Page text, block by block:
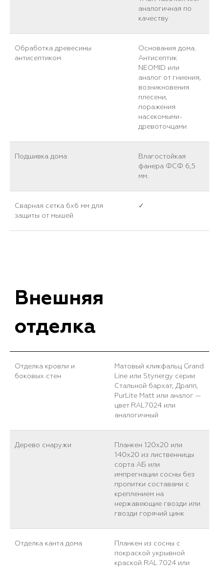
аналогичная по
качеству
Обработка древесины
антисептиком
Основания дома.
Антисептик
NEOMID или
аналог от гниения,
возникновения
плесени,
поражения
насекомыми-
древоточцами
Подшивка дома
Влагостойкая
фанера ФСФ 6,5
мм.
Сварная сетка 6х6 мм для
защиты от мышей
✓
Внешняя
отделка
Отделка кровли и
боковых стен
Матовый кликфальц Grand
Line или Stynergy серии
Стальной бархат, Драпп,
PurLite Matt или аналог —
цвет RAL7024 или
аналогичный
Дерево снаружи
Планкен 120х20 или
140х20 из лиственницы
сорта АБ или
импрегнации сосны без
пропитки составами с
креплением на
нержавеющие гвозди или
гвозди горячий цинк
Отделка канта дома
Планкен из сосны с
покраской укрывной
краской RAL 7024 или